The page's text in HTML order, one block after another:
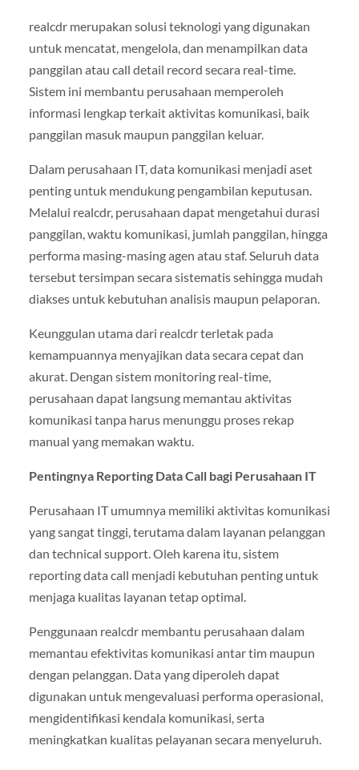
realcdr merupakan solusi teknologi yang digunakan
untuk mencatat, mengelola, dan menampilkan data
panggilan atau call detail record secara real-time.
Sistem ini membantu perusahaan memperoleh
informasi lengkap terkait aktivitas komunikasi, baik
panggilan masuk maupun panggilan keluar.
Dalam perusahaan IT, data komunikasi menjadi aset
penting untuk mendukung pengambilan keputusan.
Melalui realcdr, perusahaan dapat mengetahui durasi
panggilan, waktu komunikasi, jumlah panggilan, hingga
performa masing-masing agen atau staf. Seluruh data
tersebut tersimpan secara sistematis sehingga mudah
diakses untuk kebutuhan analisis maupun pelaporan.
Keunggulan utama dari realcdr terletak pada
kemampuannya menyajikan data secara cepat dan
akurat. Dengan sistem monitoring real-time,
perusahaan dapat langsung memantau aktivitas
komunikasi tanpa harus menunggu proses rekap
manual yang memakan waktu.
Pentingnya Reporting Data Call bagi Perusahaan IT
Perusahaan IT umumnya memiliki aktivitas komunikasi
yang sangat tinggi, terutama dalam layanan pelanggan
dan technical support. Oleh karena itu, sistem
reporting data call menjadi kebutuhan penting untuk
menjaga kualitas layanan tetap optimal.
Penggunaan realcdr membantu perusahaan dalam
memantau efektivitas komunikasi antar tim maupun
dengan pelanggan. Data yang diperoleh dapat
digunakan untuk mengevaluasi performa operasional,
mengidentifikasi kendala komunikasi, serta
meningkatkan kualitas pelayanan secara menyeluruh.